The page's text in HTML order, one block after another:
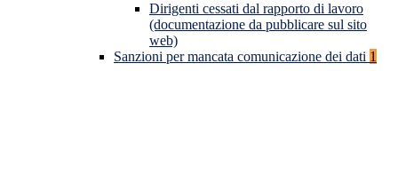
Dirigenti cessati dal rapporto di lavoro
(documentazione da pubblicare sul sito
web)
Sanzioni per mancata comunicazione dei dati 1